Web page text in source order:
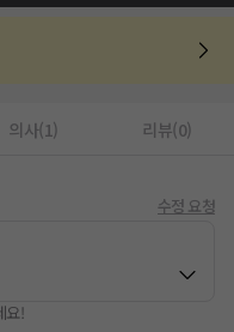
의사(1) 리뷰(0)
수정 요청
요!